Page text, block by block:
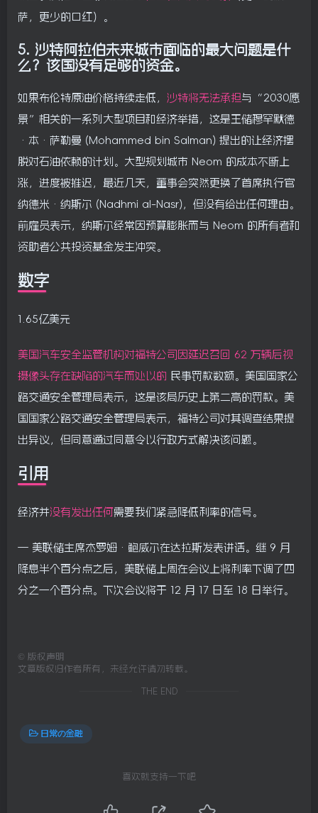
萨，更少的口红）。
5. 沙特阿拉伯未来城市面临的最大问题是什
么？该国没有足够的资金。
如果布伦特原油价格持续走低， 沙特将无法承担与“2030愿
景”相关的一系列大型项目和经济举措，这是王储穆罕默德
·本·萨勒曼 (Mohammed bin Salman) 提出的让经济摆
脱对石油依赖的计划。大型规划城市 Neom 的成本不断上
涨，进度被推迟，最近几天，董事会突然更换了首席执行官
纳德米·纳斯尔 (Nadhmi al-Nasr)，但没有给出任何理由。
前雇员表示，纳斯尔经常因预算膨胀而与 Neom 的所有者和
资助者公共投资基金发生冲突。
数字
1.65亿美元
美国汽车安全监管机构对福特公司因延迟召回 62 万辆后视
摄像头存在缺陷的汽车而处以的
民事罚款数额。美国国家公
路交通安全管理局表示，这是该局历史上第二高的罚款。美
国国家公路交通安全管理局表示，福特公司对其调查结果提
出异议，但同意通过同意令以行政方式解决该问题。
引用
经济并没有发出任何需要我们紧急降低利率的信号。
— 美联储主席杰罗姆·鲍威尔在达拉斯发表讲话。继 9 月
降息半个百分点之后，美联储上周在会议上将利率下调了四
分之一个百分点。下次会议将于 12 月 17 日至 18 日举行。
© 版权声明
文章版权归作者所有，未经允许请勿转载。
THE END
日常の金融
喜欢就支持一下吧